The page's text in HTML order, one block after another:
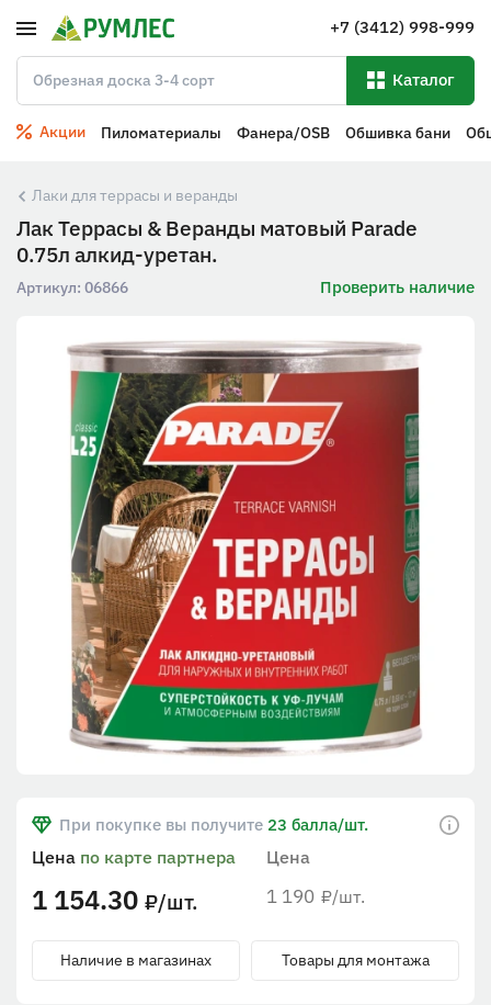
+7 (3412) 998-999
Каталог
Акции Пиломатериалы Фанера/OSB Обшивка бани
Лаки для террасы и веранды
Лак Террасы & Веранды матовый Parade
0.75л алкид-уретан.
Артикул: 06866 Проверить наличие
При покупке вы получите 23 балла/шт.
Цена
1 190 ₽/шт.
Цена по карте партнера
1 154.30 ₽/шт.
Наличие в магазинах Товары для монтажа